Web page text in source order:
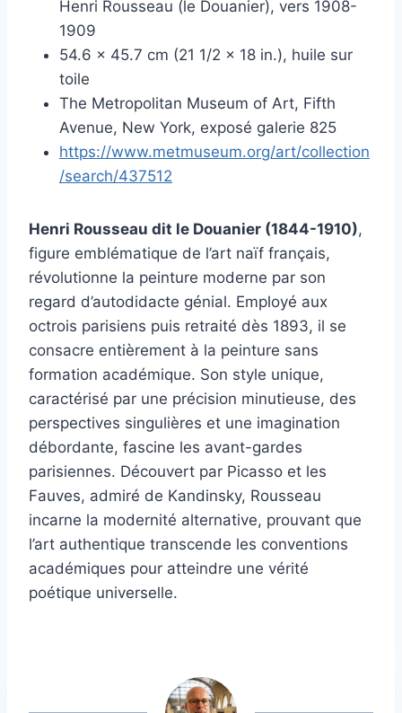
Henri Rousseau (le Douanier), vers 1908-
1909
54.6 x 45.7 cm (21 1/2 x 18 in.), huile sur
toile
The Metropolitan Museum of Art, Fifth
Avenue, New York, exposé galerie 825
https://www.metmuseum.org/art/collection
/search/437512
Henri Rousseau dit le Douanier (1844-1910),
figure emblématique de l’art naïf français,
révolutionne la peinture moderne par son
regard d’autodidacte génial. Employé aux
octrois parisiens puis retraité dès 1893, il se
consacre entièrement à la peinture sans
formation académique. Son style unique,
caractérisé par une précision minutieuse, des
perspectives singulières et une imagination
débordante, fascine les avant-gardes
parisiennes. Découvert par Picasso et les
Fauves, admiré de Kandinsky, Rousseau
incarne la modernité alternative, prouvant que
l’art authentique transcende les conventions
académiques pour atteindre une vérité
poétique universelle.